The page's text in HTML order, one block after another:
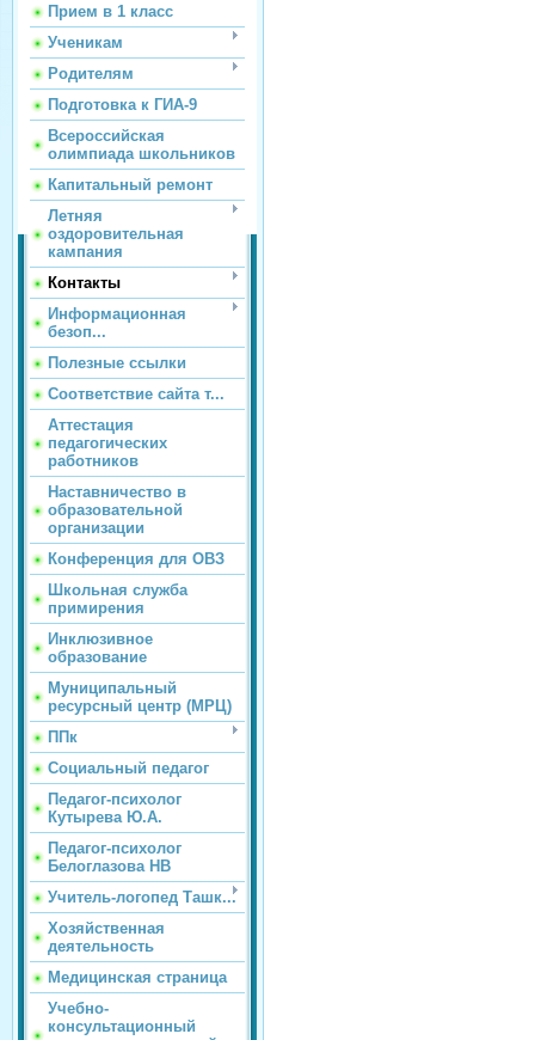
Прием в 1 класс
Ученикам
Родителям
Подготовка к ГИА-9
Всероссийская
олимпиада школьников
Капитальный ремонт
Летняя
оздоровительная
кампания
Контакты
Информационная
безоп...
Полезные ссылки
Соответствие сайта т...
Аттестация
педагогических
работников
Наставничество в
образовательной
организации
Конференция для ОВЗ
Школьная служба
примирения
Инклюзивное
образование
Муниципальный
ресурсный центр (МРЦ)
ППк
Социальный педагог
Педагог-психолог
Кутырева Ю.А.
Педагог-психолог
Белоглазова НВ
Учитель-логопед Ташк...
Хозяйственная
деятельность
Медицинская страница
Учебно-
консультационный